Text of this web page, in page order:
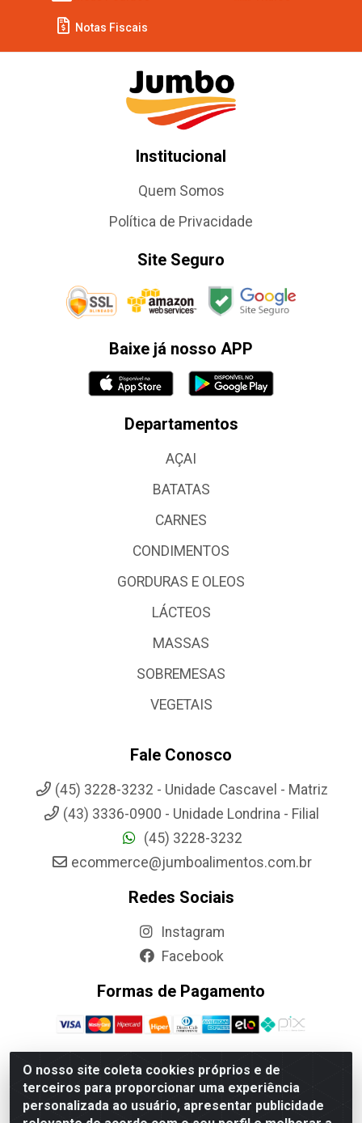
O nosso site coleta cookies próprios e de
terceiros para proporcionar uma experiência
personalizada ao usuário, apresentar publicidade
Notas Fiscais
Institucional
Quem Somos
Política de Privacidade
Site Seguro
Baixe já nosso APP
Departamentos
AÇAI
BATATAS
CARNES
CONDIMENTOS
GORDURAS E OLEOS
LÁCTEOS
MASSAS
SOBREMESAS
VEGETAIS
Fale Conosco
(45) 3228-3232 - Unidade Cascavel - Matriz
(43) 3336-0900 - Unidade Londrina - Filial
(45) 3228-3232
ecommerce@jumboalimentos.com.br
Redes Sociais
Instagram
Facebook
Formas de Pagamento
Jumbo Alimentos Cascavel - Matriz - Rua Itatiba Do Sul, 161 -
Santos Dumont, Cascavel-PR - CEP 85804-700- CNPJ